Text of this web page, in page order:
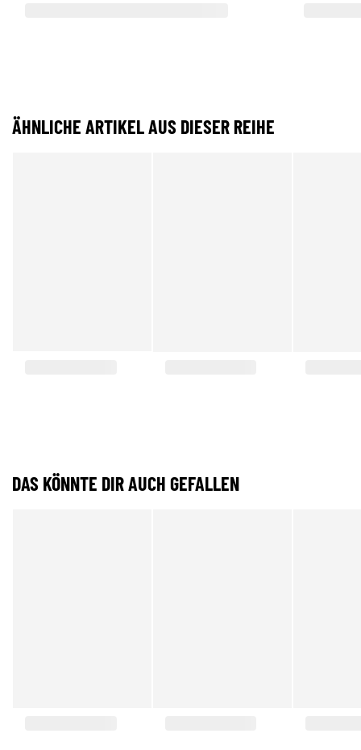
ÄHNLICHE ARTIKEL AUS DIESER REIHE
DAS KÖNNTE DIR AUCH GEFALLEN